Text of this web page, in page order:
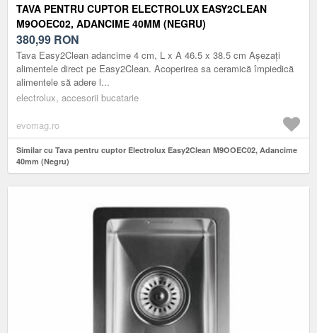
TAVA PENTRU CUPTOR ELECTROLUX EASY2CLEAN
M9OOEC02, ADANCIME 40MM (NEGRU)
380,99 RON
Tava Easy2Clean adancime 4 cm, L x A 46.5 x 38.5 cm Așezați
alimentele direct pe Easy2Clean. Acoperirea sa ceramică împiedică
alimentele să adere l...
electrolux, accesorii bucatarie
evomag.ro
Similar cu Tava pentru cuptor Electrolux Easy2Clean M9OOEC02, Adancime
40mm (Negru)